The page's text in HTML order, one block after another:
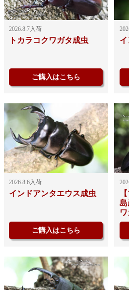
2026.8.7入荷
トカラコクワガタ成虫
ご購入はこちら
2026.8.6入荷
インドアンタエウス成虫
ご購入はこちら
島